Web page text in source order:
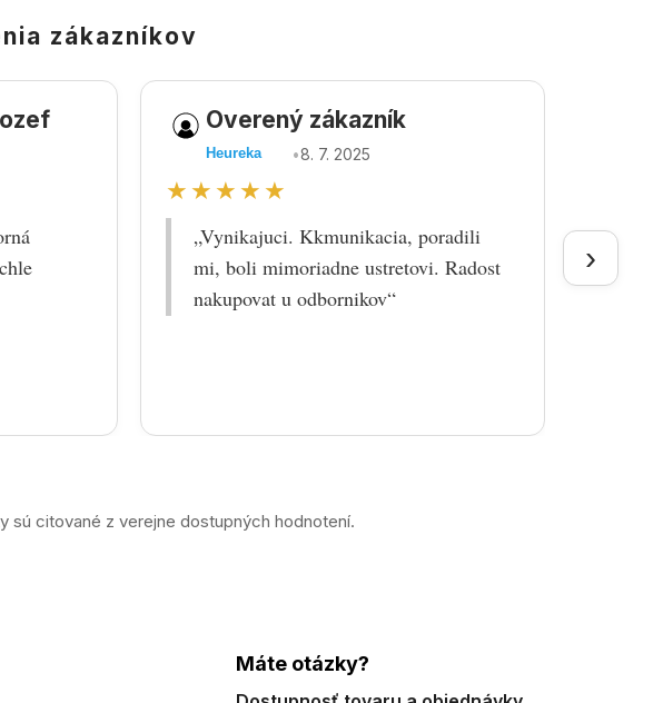
zákazníkov
Overený zákazník
Heureka •8. 7. 2025
★★★★★
„Vynikajuci. Kkmunikacia, poradili
mi, boli mimoriadne ustretovi. Radost
nakupovat u odbornikov“
›
sú citované z verejne dostupných hodnotení.
Máte otázky?